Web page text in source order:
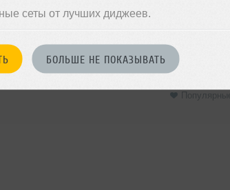
сеты от лучших диджеев.
БОЛЬШЕ НЕ ПОКАЗЫВАТЬ
Популярные